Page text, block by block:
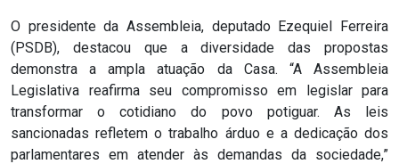
ASSEMBLEIA
RN
ASSISTÊNCIA
MÉDICA
O presidente da Assembleia, deputado Ezequiel Ferreira
(PSDB), destacou que a diversidade das propostas
demonstra a ampla atuação da Casa. “A Assembleia
Legislativa reafirma seu compromisso em legislar para
transformar o cotidiano do povo potiguar. As leis
sancionadas refletem o trabalho árduo e a dedicação dos
parlamentares em atender às demandas da sociedade,”